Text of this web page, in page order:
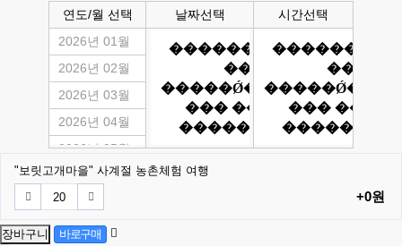
연도/월 선택 날짜선택
시간선택
2026년 01월
2026년 02월
2026년 03월
2026년 04월
2026년 05월
2026년 06월
2026년 07월
2026년 08월
"보릿고개마을" 사계절 농촌체험 여행
+0원